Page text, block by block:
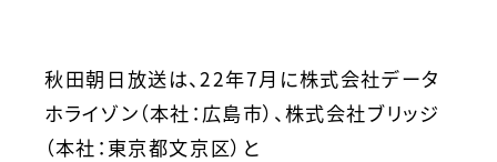
秋田朝日放送は、22年7月に株式会社データ
ホライゾン（本社：広島市）、株式会社ブリッジ
（本社：東京都文京区）と